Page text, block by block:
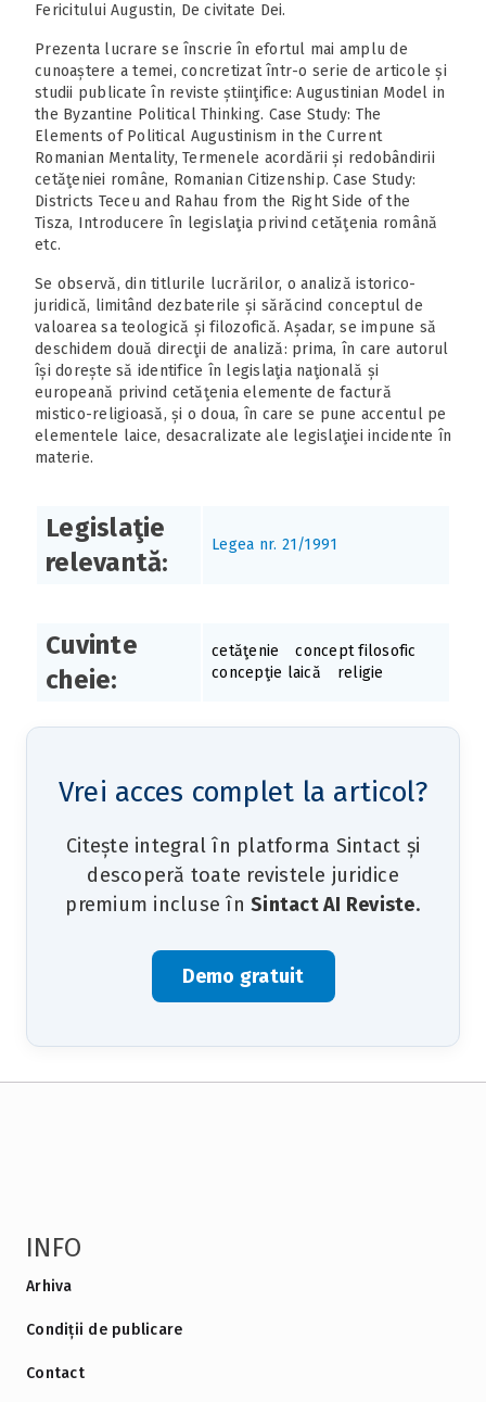
Fericitului Augustin, De civitate Dei.
Prezenta lucrare se înscrie în efortul mai amplu de
cunoaștere a temei, concretizat într-o serie de articole și
studii publicate în reviste știinţifice: Augustinian Model in
the Byzantine Political Thinking. Case Study: The
Elements of Political Augustinism in the Current
Romanian Mentality, Termenele acordării și redobândirii
cetăţeniei române, Romanian Citizenship. Case Study:
Districts Teceu and Rahau from the Right Side of the
Tisza, Introducere în legislaţia privind cetăţenia română
etc.
Se observă, din titlurile lucrărilor, o analiză istorico-
juridică, limitând dezbaterile și sărăcind conceptul de
valoarea sa teologică și filozofică. Așadar, se impune să
deschidem două direcţii de analiză: prima, în care autorul
își dorește să identifice în legislaţia naţională și
europeană privind cetăţenia elemente de factură
mistico-religioasă, și o doua, în care se pune accentul pe
elementele laice, desacralizate ale legislaţiei incidente în
materie.
Legislaţie
relevantă:
Legea nr. 21/1991
Cuvinte
cheie:
cetăţenie
concept filosofic
concepţie laică
religie
Vrei acces complet la articol?
Citește integral în platforma Sintact și
descoperă toate revistele juridice
premium incluse în Sintact AI Reviste.
Demo gratuit
INFO
Arhiva
Condiții de publicare
Contact